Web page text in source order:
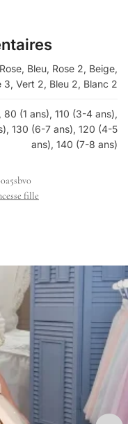
Bleu, Rose 2, Beige,
3, Vert 2, Bleu 2, Blanc 2
80 (1 ans), 110 (3-4 ans),
130 (6-7 ans), 120 (4-5
ans), 140 (7-8 ans)
fille